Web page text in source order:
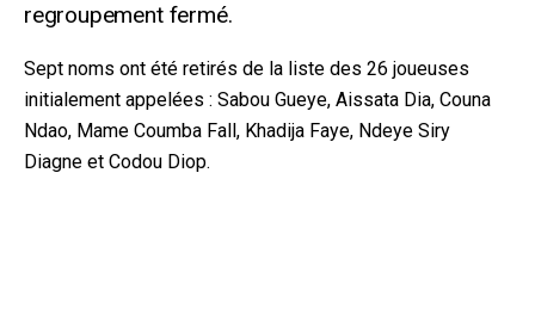
regroupement fermé.
Sept noms ont été retirés de la liste des 26 joueuses
initialement appelées : Sabou Gueye, Aissata Dia, Couna
Ndao, Mame Coumba Fall, Khadija Faye, Ndeye Siry
Diagne et Codou Diop.